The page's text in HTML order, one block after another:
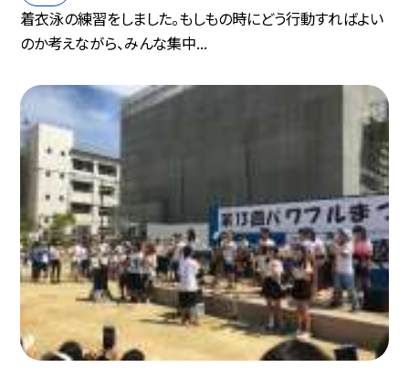
着衣泳の練習をしました。もしもの時にどう行動すればよい
のか考えながら、みんな集中...